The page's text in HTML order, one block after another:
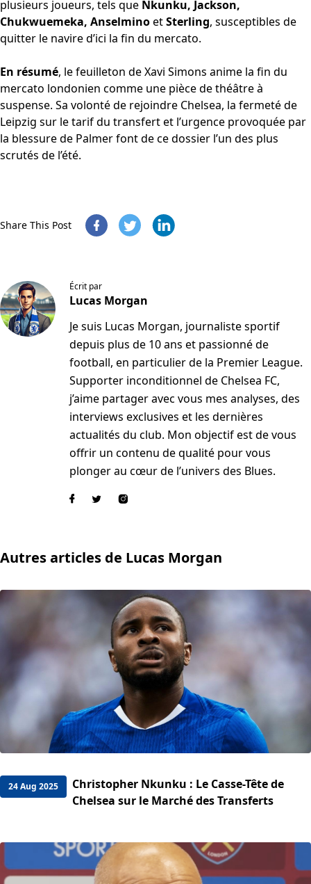
plusieurs joueurs, tels que Nkunku, Jackson,
Chukwuemeka, AnselminoetSterling, susceptibles de
quitter le navire d’ici la fin du mercato.
En résumé, le feuilleton de Xavi Simons anime la fin du
mercato londonien comme une pièce de théâtre à
suspense. Sa volonté de rejoindre Chelsea, la fermeté de
Leipzig sur le tarif du transfert et l’urgence provoquée par
la blessure de Palmer font de ce dossier l’un des plus
scrutés de l’été.
Share This Post
Écrit par
Lucas Morgan
Je suis Lucas Morgan, journaliste sportif
depuis plus de 10 ans et passionné de
football, en particulier de la Premier League.
Supporter inconditionnel de Chelsea FC,
j’aime partager avec vous mes analyses, des
interviews exclusives et les dernières
actualités du club. Mon objectif est de vous
offrir un contenu de qualité pour vous
plonger au cœur de l’univers des Blues.
Autres articles de Lucas Morgan
24 Aug 2025
Christopher Nkunku : Le Casse-Tête de
Chelsea sur le Marché des Transferts